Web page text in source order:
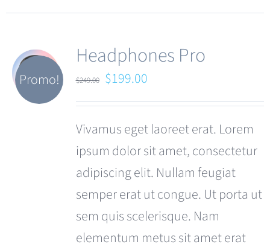
Promo!
Headphones Pro
$249.00 Le
prix
était :
$249.00.
$199.00Le
prix
actuel
est :
$199.00.
Vivamus eget laoreet erat. Lorem
ipsum dolor sit amet, consectetur
adipiscing elit. Nullam feugiat
semper erat ut congue. Ut porta ut
sem quis scelerisque. Nam
elementum metus sit amet erat